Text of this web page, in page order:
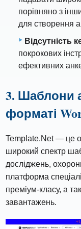
порівняно з
для створення
Відсутність
покрокових
ефективних
3. Шаблони
форматі
Template.Net — це
широкий спектр
досліджень,
платформа
преміум-класу, а
завантажень.